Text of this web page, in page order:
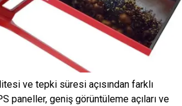
ve tepki süresi açısından farklı
paneller, geniş görüntüleme açıları ve